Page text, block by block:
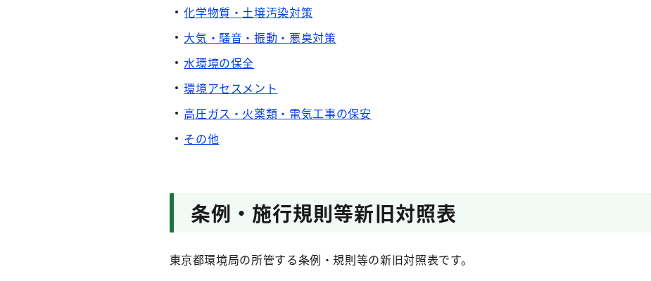
化学物質・土壌汚染対策
大気・騒音・振動・悪臭対策
水環境の保全
環境アセスメント
高圧ガス・火薬類・電気工事の保安
その他
条例・施行規則等新旧対照表
東京都環境局の所管する条例・規則等の新旧対照表です。